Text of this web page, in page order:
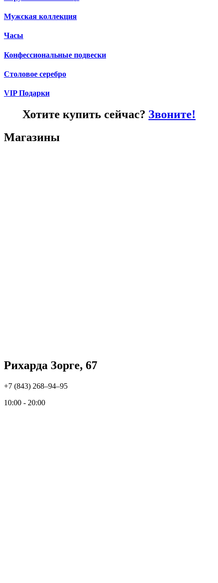
Мужская коллекция
Часы
Конфессиональные подвески
Столовое серебро
VIP Подарки
Хотите купить сейчас? Звоните!
Магазины
Рихарда Зорге, 67
+7 (843) 268‒94‒95
10:00 - 20:00